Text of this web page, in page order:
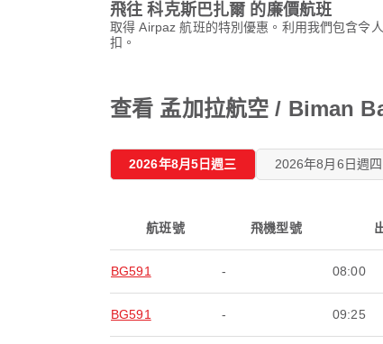
飛往 科克斯巴扎爾 的廉價航班
取得 Airpaz 航班的特別優惠。利用我們包含令
扣。
查看 孟加拉航空 / Biman
2026年8月5日週三 2026年8月6日週四
航班號 飛機型號
BG591 - 08:00
BG591 - 09:25